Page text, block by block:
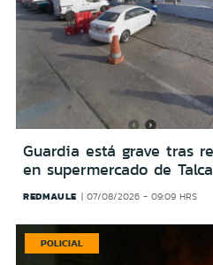
Guardia está grave tras
en supermercado de Talca
REDMAULE 07/08/2026 - 09:09 HRS
POLICIAL